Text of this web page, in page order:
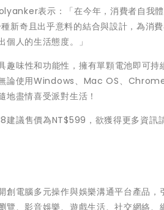
表示：「在今年，消費者自我
奇且出乎意料的結合與設計，為消
人的生活態度。」
味性和功能性，擁有單顆電池即可持
論使用Windows、Mac OS、
地盡情喜受派對生活！
議售價為NT$599，欲獲得更多資訊
創電腦多元操作與娛樂溝通平台產品
覽、影音娛樂、遊戲生活、社交網絡